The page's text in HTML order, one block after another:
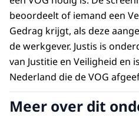
beoordeelt of iemand een
Gedrag krijgt, als deze
de werkgever. Justis is
van Justitie en Veiligheid en
Nederland die de VOG
Meer over dit